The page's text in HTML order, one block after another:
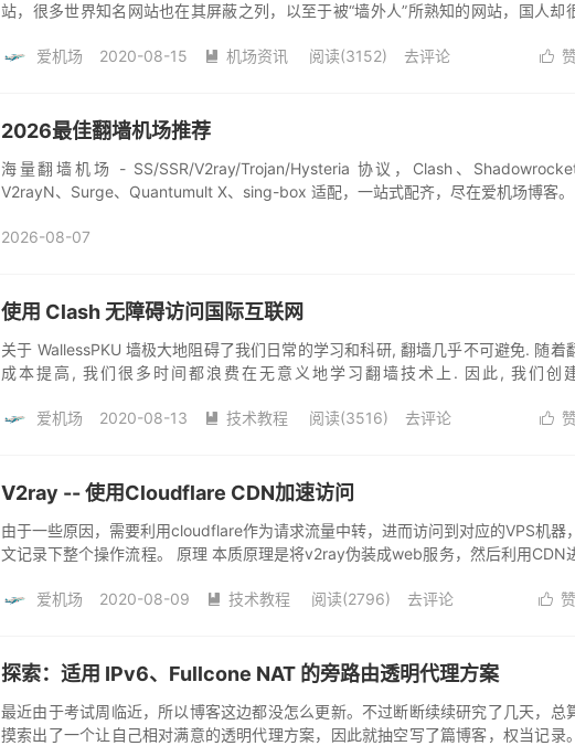
站，很多世界知名网站也在其屏蔽之列，以至于被“墙外人”所熟知的网站，国人却
墙外的...

爱机场 2020-08-15  机场资讯 阅读(3152) 去评论
2026最佳翻墙机场推荐
海量翻墙机场 - SS/SSR/V2ray/Trojan/Hysteria 协议，Clash、Shadowrocket
V2rayN、Surge、Quantumult X、sing-box 适配，一站式配齐，尽在爱机场博客。
2026-08-07
使用 Clash 无障碍访问国际互联网
关于 WallessPKU 墙极大地阻碍了我们日常的学习和科研, 翻墙几乎不可避免. 随着
成本提高, 我们很多时间都浪费在无意义地学习翻墙技术上. 因此, 我们创

爱机场 2020-08-13  技术教程 阅读(3516) 去评论
V2ray -- 使用Cloudflare CDN加速访问
由于一些原因，需要利用cloudflare作为请求流量中转，进而访问到对应的VPS机器
文记录下整个操作流程。 原理 本质原理是将v2ray伪装成web服务，然后利用CDN

爱机场 2020-08-09  技术教程 阅读(2796) 去评论
探索：适用 IPv6、Fullcone NAT 的旁路由透明代理方案
最近由于考试周临近，所以博客这边都没怎么更新。不过断断续续研究了几天，总
摸索出了一个让自己相对满意的透明代理方案，因此就抽空写了篇博客，权当记录